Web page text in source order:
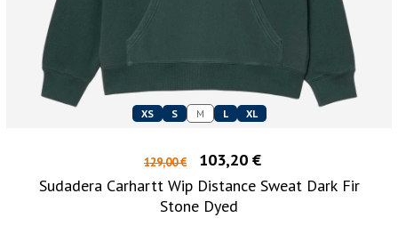
XS S M L XL
129,00 €
103,20 €
Sudadera Carhartt Wip Distance Sweat Dark Fir
Stone Dyed